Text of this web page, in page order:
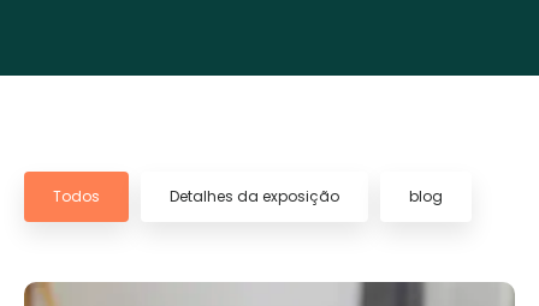
Todos Detalhes da exposição blog